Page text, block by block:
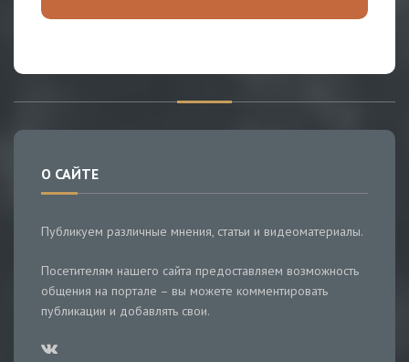
О САЙТЕ
Публикуем различные мнения, статьи и видеоматериалы.
Посетителям нашего сайта предоставляем возможность
общения на портале – вы можете комментировать
публикации и добавлять свои.